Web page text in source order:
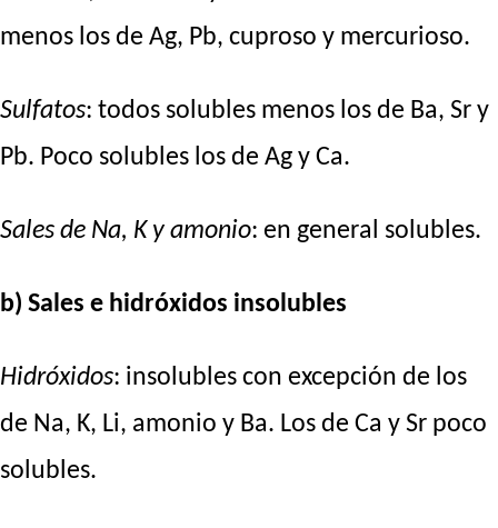
menos los de Ag, Pb, cuproso y mercurioso.
Sulfatos: todos solubles menos los de Ba, Sr y
Pb. Poco solubles los de Ag y Ca.
Sales de Na, K y amonio: en general solubles.
b) Sales e hidróxidos insolubles
Hidróxidos: insolubles con excepción de los
de Na, K, Li, amonio y Ba. Los de Ca y Sr poco
solubles.